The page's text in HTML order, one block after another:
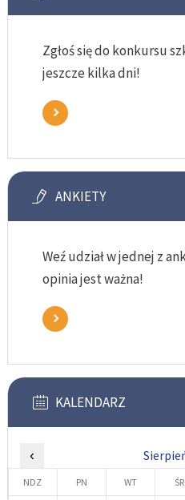
Zgłoś się do konkursu
jeszcze kilka dni!
ANKIETY
Weź udział w jednej z
opinia jest ważna!
KALENDARZ
‹
NDZ PN WT ŚR